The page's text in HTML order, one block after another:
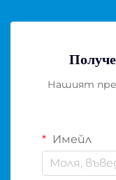
Нашият
Имейл